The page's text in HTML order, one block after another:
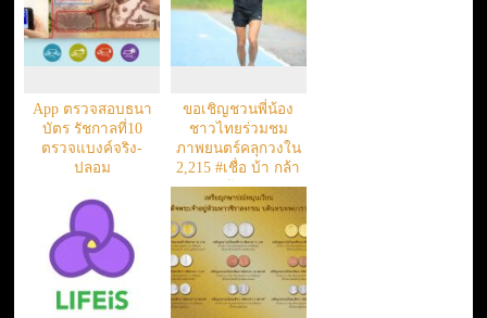
App ตรวจสอบธนา
บัตร รัชกาลที่10
ตรวจแบงค์จริง-
ปลอม
ขอเชิญชวนพี่น้อง
ชาวไทยร่วมชม
ภาพยนตร์คลุกวงใน
2,215 #เชื่อ บ้า กล้า
ก้าว